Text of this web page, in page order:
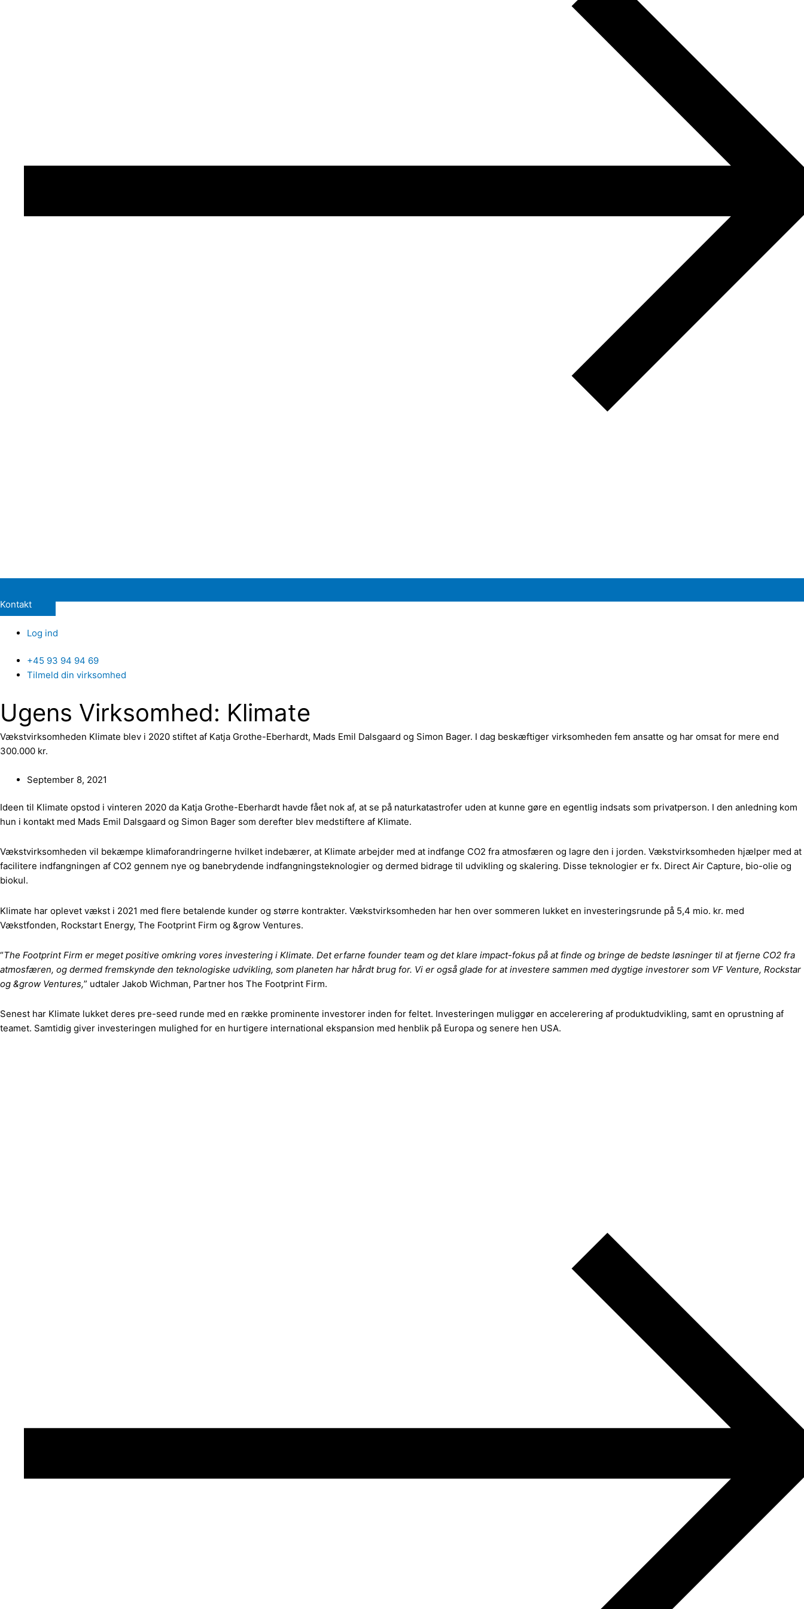
Kontakt
Log ind
+45 93 94 94 69
Tilmeld din virksomhed
Ugens Virksomhed: Klimate
Vækstvirksomheden Klimate blev i 2020 stiftet af Katja Grothe-Eberhardt, Mads Emil Dalsgaard og Simon Bager. I dag beskæftiger virksomheden fem ansatte og har omsat for mere end
300.000 kr.
September 8, 2021
Ideen til Klimate opstod i vinteren 2020 da Katja Grothe-Eberhardt havde fået nok af, at se på naturkatastrofer uden at kunne gøre en egentlig indsats som privatperson. I den anledning kom
hun i kontakt med Mads Emil Dalsgaard og Simon Bager som derefter blev medstiftere af Klimate.
Vækstvirksomheden vil bekæmpe klimaforandringerne hvilket indebærer, at Klimate arbejder med at indfange CO2 fra atmosfæren og lagre den i jorden. Vækstvirksomheden hjælper med at
facilitere indfangningen af CO2 gennem nye og banebrydende indfangningsteknologier og dermed bidrage til udvikling og skalering. Disse teknologier er fx. Direct Air Capture, bio-olie og
biokul.
Klimate har oplevet vækst i 2021 med flere betalende kunder og større kontrakter. Vækstvirksomheden har hen over sommeren lukket en investeringsrunde på 5,4 mio. kr. med
Vækstfonden, Rockstart Energy, The Footprint Firm og &grow Ventures.
“The Footprint Firm er meget positive omkring vores investering i Klimate. Det erfarne founder team og det klare impact-fokus på at finde og bringe de bedste løsninger til at fjerne CO2 fra
atmosfæren, og dermed fremskynde den teknologiske udvikling, som planeten har hårdt brug for. Vi er også glade for at investere sammen med dygtige investorer som VF Venture, Rockstar
og &grow Ventures,” udtaler Jakob Wichman, Partner hos The Footprint Firm.
Senest har Klimate lukket deres pre-seed runde med en række prominente investorer inden for feltet. Investeringen muliggør en accelerering af produktudvikling, samt en oprustning af
teamet. Samtidig giver investeringen mulighed for en hurtigere international ekspansion med henblik på Europa og senere hen USA.